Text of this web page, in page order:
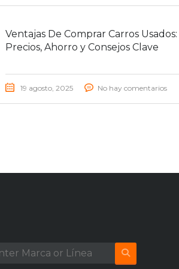
Ventajas De Comprar Carros Usados:
Precios, Ahorro y Consejos Clave
19 agosto, 2025 No hay comentarios